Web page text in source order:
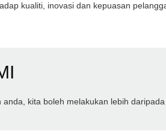
kualiti, inovasi dan kepuasan
kita boleh melakukan lebih